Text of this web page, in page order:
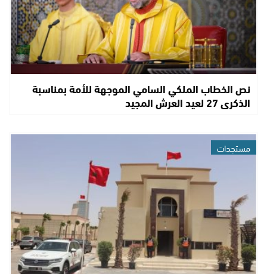
نص الخطاب الملكي السامي الموجهة للأمة بمناسبة
الذكرى 27 لعيد العرش المجيد
مستجدات